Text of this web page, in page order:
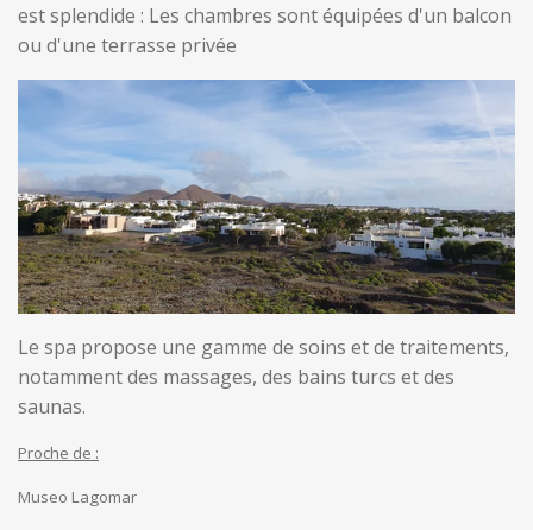
est splendide : Les chambres sont équipées d'un balcon
ou d'une terrasse privée
Le spa propose une gamme de soins et de traitements,
notamment des massages, des bains turcs et des
saunas.
Proche de :
Museo Lagomar